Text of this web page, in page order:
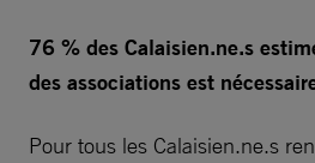
76 % des Calaisien.ne.s
des associations est
Pour tous les Calaisien.ne.s